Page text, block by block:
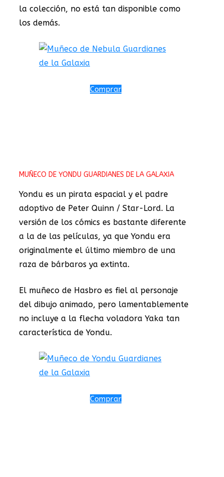
la colección, no está tan disponible como
los demás.
Comprar
MUÑECO DE YONDU GUARDIANES DE LA GALAXIA
Yondu es un pirata espacial y el padre
adoptivo de Peter Quinn / Star-Lord. La
versión de los cómics es bastante diferente
a la de las películas, ya que Yondu era
originalmente el último miembro de una
raza de bárbaros ya extinta.
El muñeco de Hasbro es fiel al personaje
del dibujo animado, pero lamentablemente
no incluye a la flecha voladora Yaka tan
característica de Yondu.
Comprar